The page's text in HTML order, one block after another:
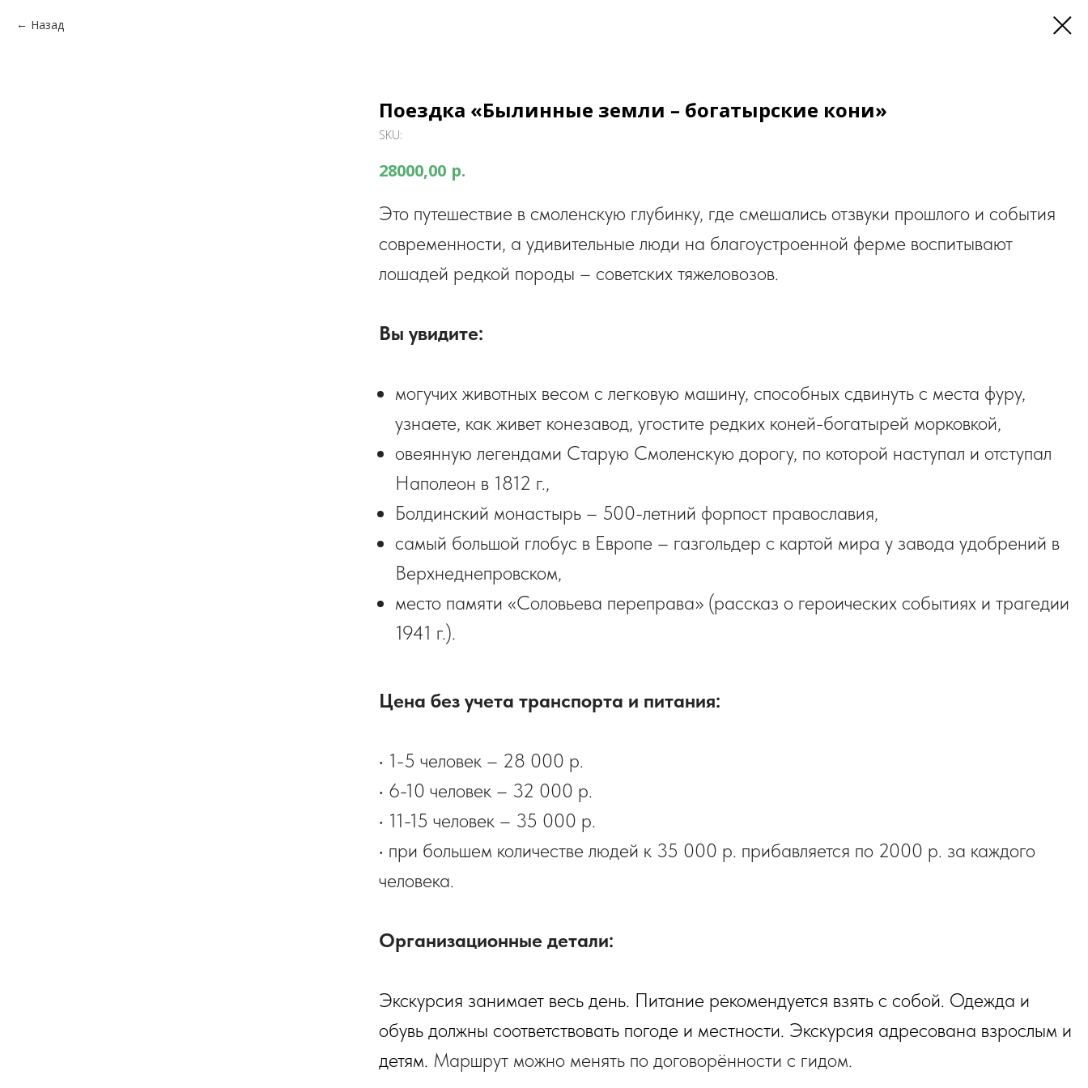
Назад
Поездка «Былинные земли – богатырские кони»
SKU:
28000,00 р.
Это путешествие в смоленскую глубинку, где смешались отзвуки прошлого и события
современности, а удивительные люди на благоустроенной ферме воспитывают
лошадей редкой породы – советских тяжеловозов.
Вы увидите:
могучих животных весом с легковую машину, способных сдвинуть с места фуру,
узнаете, как живет конезавод, угостите редких коней-богатырей морковкой,
овеянную легендами Старую Смоленскую дорогу, по которой наступал и отступал
Наполеон в 1812 г.,
Болдинский монастырь – 500-летний форпост православия,
самый большой глобус в Европе – газгольдер с картой мира у завода удобрений в
Верхнеднепровском,
место памяти «Соловьева переправа» (рассказ о героических событиях и трагедии
1941 г.).
Цена без учета транспорта и питания:
• 1-5 человек – 28 000 р.
• 6-10 человек – 32 000 р.
• 11-15 человек – 35 000 р.
• при большем количестве людей к 35 000 р. прибавляется по 2000 р. за каждого
человека.
Организационные детали:
Экскурсия занимает весь день. Питание рекомендуется взять с собой. Одежда и
обувь должны соответствовать погоде и местности. Экскурсия адресована взрослым и
детям. Маршрут можно менять по договорённости с гидом.